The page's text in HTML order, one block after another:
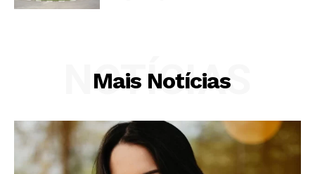
Mais Notícias
NOTÍCIAS